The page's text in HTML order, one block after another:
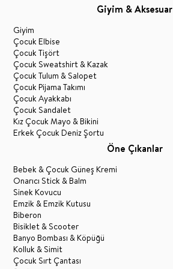
Giyim & Aksesuar
Giyim
Çocuk Elbise
Çocuk Tişört
Çocuk Sweatshirt & Kazak
Çocuk Tulum & Salopet
Çocuk Pijama Takımı
Çocuk Ayakkabı
Çocuk Sandalet
Kız Çocuk Mayo & Bikini
Erkek Çocuk Deniz Şortu
Öne Çıkanlar
Bebek & Çocuk Güneş Kremi
Onarıcı Stick & Balm
Sinek Kovucu
Emzik & Emzik Kutusu
Biberon
Bisiklet & Scooter
Banyo Bombası & Köpüğü
Kolluk & Simit
Çocuk Sırt Çantası